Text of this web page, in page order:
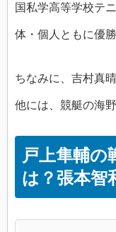
国私学高等学校テ
体・個人ともに優
ちなみに、吉村真
他には、競艇の海
戸上隼輔の
は？張本智